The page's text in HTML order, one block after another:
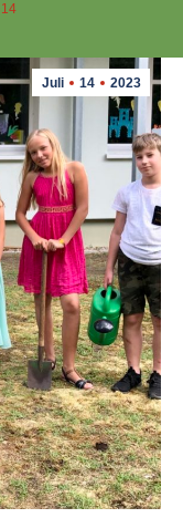
14
Juli 14 2023